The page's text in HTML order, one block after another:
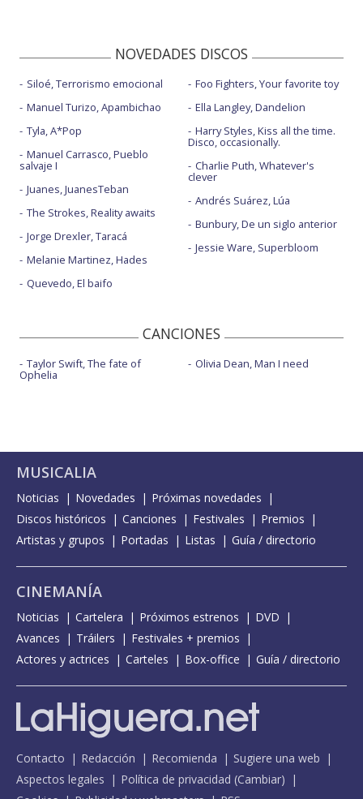
NOVEDADES DISCOS
Siloé, Terrorismo emocional
Manuel Turizo, Apambichao
Tyla, A*Pop
Manuel Carrasco, Pueblo
salvaje I
Juanes, JuanesTeban
The Strokes, Reality awaits
Jorge Drexler, Taracá
Melanie Martinez, Hades
Quevedo, El baifo
Foo Fighters, Your favorite toy
Ella Langley, Dandelion
Harry Styles, Kiss all the time.
Disco, occasionally.
Charlie Puth, Whatever's
clever
Andrés Suárez, Lúa
Bunbury, De un siglo anterior
Jessie Ware, Superbloom
CANCIONES
Taylor Swift, The fate of
Ophelia
Olivia Dean, Man I need
MUSICALIA
Noticias Novedades
Próximas novedades
Discos históricos
Canciones Festivales
Premios
Artistas y grupos
Portadas Listas Guía / directorio
CINEMANÍA
Noticias Cartelera Próximos estrenos
DVD
Avances
Tráilers
Festivales + premios
Actores y actrices
Carteles Box-office Guía / directorio
Contacto Redacción Recomienda
Sugiere una web
Aspectos legales
Política de privacidad (Cambiar)